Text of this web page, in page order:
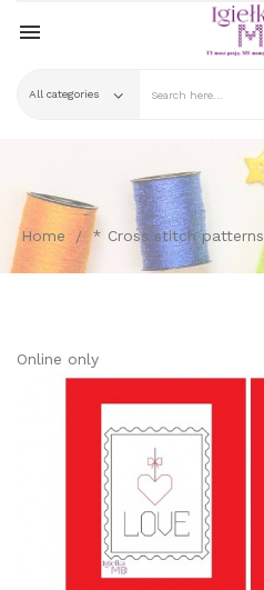

Home * Cross stitch patterns
Online only